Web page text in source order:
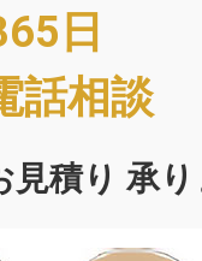
日
話相談
見積り 承